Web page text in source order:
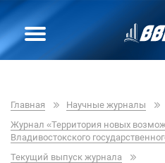
Главная
Научные журналы
Журнал «Территория новых
Владивостокского
Текущий выпуск журнала